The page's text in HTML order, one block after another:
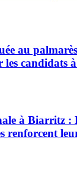
au
candidats
à Biarritz :
renforcent